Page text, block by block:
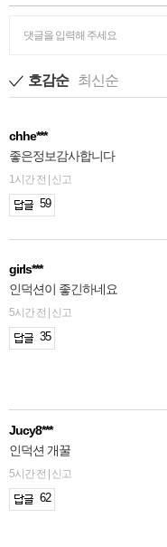
댓글을 입력해 주세요
호감순 최신순
chhe***
좋은정보감사합니다
1시간 전 | 신고
59
girls***
인덕션이 좋긴하네요
5시간 전 | 신고
35
Jucy8***
인덕션 개꿀
5시간 전 | 신고
62